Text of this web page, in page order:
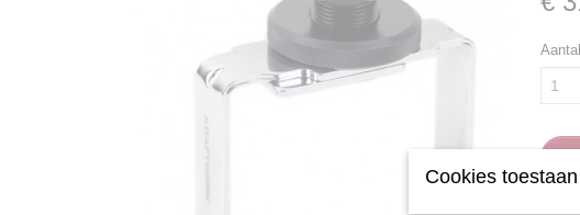
Aantal
Cookies